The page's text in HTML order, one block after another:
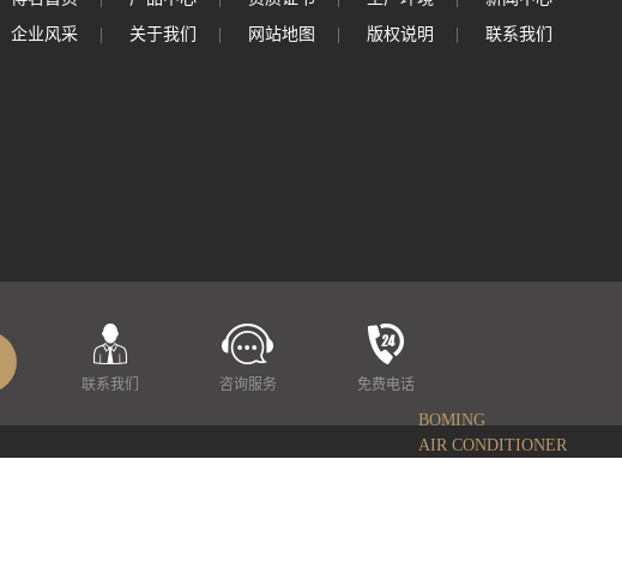
企业风采
关于我们 网站地图 版权说明 联系我们
联系我们 咨询服务 免费电话
BOMING
AIR CONDITIONER